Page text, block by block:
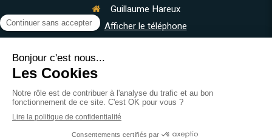
Guillaume Hareux
Afficher le téléphone
Du
Plan du site
Mentions légales
Création et référencement du site par Simplébo